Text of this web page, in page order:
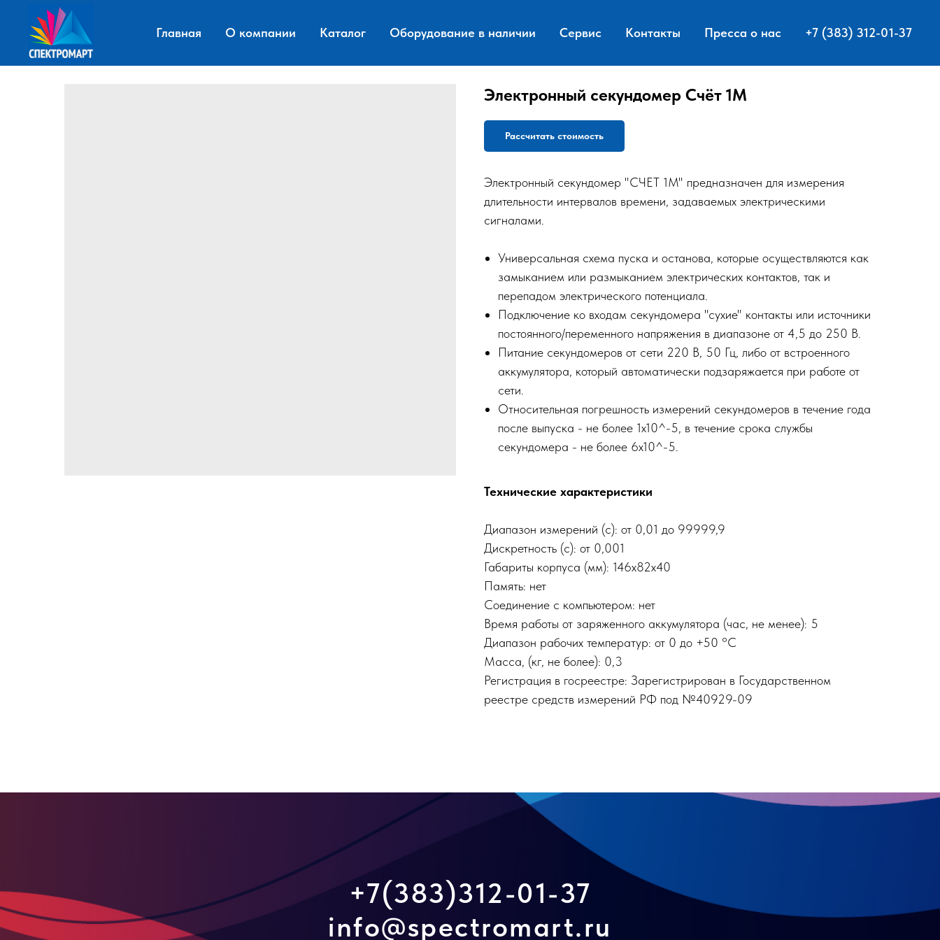
Главная О компании Каталог Оборудование в наличии Сервис Контакты Пресса о нас +7 (383) 312-01-37
Электронный секундомер Счёт 1М
Рассчитать стоимость
Электронный секундомер "СЧЕТ 1М" предназначен для измерения
длительности интервалов времени, задаваемых электрическими
сигналами.
Универсальная схема пуска и останова, которые осуществляются как
замыканием или размыканием электрических контактов, так и
перепадом электрического потенциала.
Подключение ко входам секундомера "сухие" контакты или источники
постоянного/переменного напряжения в диапазоне от 4,5 до 250 В.
Питание секундомеров от сети 220 В, 50 Гц, либо от встроенного
аккумулятора, который автоматически подзаряжается при работе от
сети.
Относительная погрешность измерений секундомеров в течение года
после выпуска - не более 1х10^-5, в течение срока службы
секундомера - не более 6х10^-5.
Технические характеристики
Диапазон измерений (с): от 0,01 до 99999,9
Дискретность (с): от 0,001
Габариты корпуса (мм): 146х82х40
Память: нет
Соединение с компьютером: нет
Время работы от заряженного аккумулятора (час, не менее): 5
Диапазон рабочих температур: от 0 до +50 °С
Масса, (кг, не более): 0,3
Регистрация в госреестре: Зарегистрирован в Государственном
реестре средств измерений РФ под №40929-09
+7(383)312-01-37
info@spectromart.ru